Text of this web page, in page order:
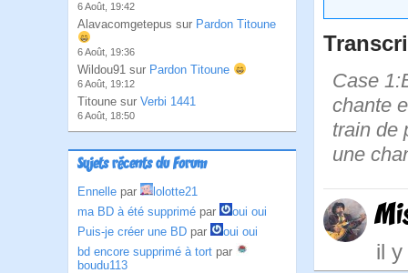
6 Août, 19:42
Alavacomgetepus sur Pardon Titoune
6 Août, 19:36
Wildou91 sur Pardon Titoune
6 Août, 19:12
Titoune sur Verbi 1441
6 Août, 18:50
Sujets récents du Forum
Ennelle par
lolotte21
ma BD à été supprimé par
oui oui
Puis-je créer une BD par
oui oui
bd encore supprimé à tort par
boudu113
Case
chante
train de
une
il y